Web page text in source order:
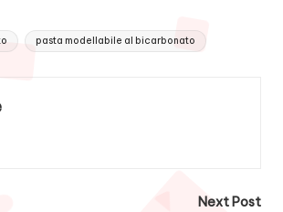
pasta modellabile al bicarbonato
Next Post